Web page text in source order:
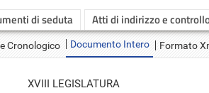
di seduta Atti di indirizzo e
Cronologico Documento Intero Formato
XVIII LEGISLATURA